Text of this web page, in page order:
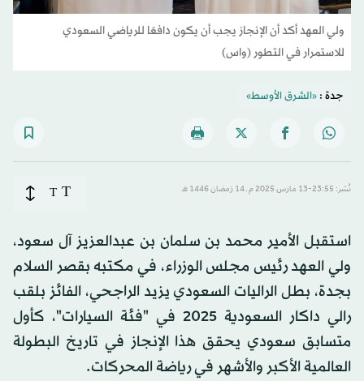
ولي العهد أكد أن الإنجاز يجب أن يكون دافعًا للرياضي السعودي
للاستمرار في التطور (واس)
جدة :«الشرق الأوسط»
نُشر: 23:55-13 مارس 2025 م ـ 14 رَمضان 1446 هـ T
T
استقبل الأمير محمد بن سلمان بن عبدالعزيز آل سعود،
ولي العهد رئيس مجلس الوزراء، في مكتبه بقصر السلام
بجدة، بطل الراليات السعودي يزيد الراجحي، الفائز بلقب
رالي داكار السعودية 2025 في "فئة السيارات"، كأول
متسابق سعودي يحقق هذا الإنجاز في تاريخ البطولة
العالمية الأكبر والأشهر في رياضة المحركات.